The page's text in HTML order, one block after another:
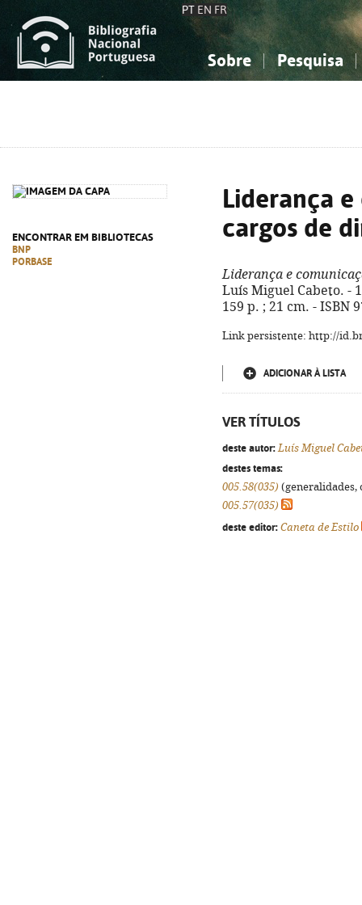
PT EN FR
Sobre Pesquisa
ENCONTRAR EM BIBLIOTECAS
BNP
PORBASE
Liderança
cargos de
Liderança e
Luís Miguel Cabeto. -
159 p. ; 21 cm. - ISBN
Link persistente: http://
ADICIONAR À LISTA
VER TÍTULOS
deste autor: Luís Miguel
destes temas:
005.58(035) (generalidades,
005.57(035)
deste editor: Caneta de Estilo